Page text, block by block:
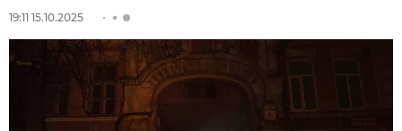
19:11 15.10.2025